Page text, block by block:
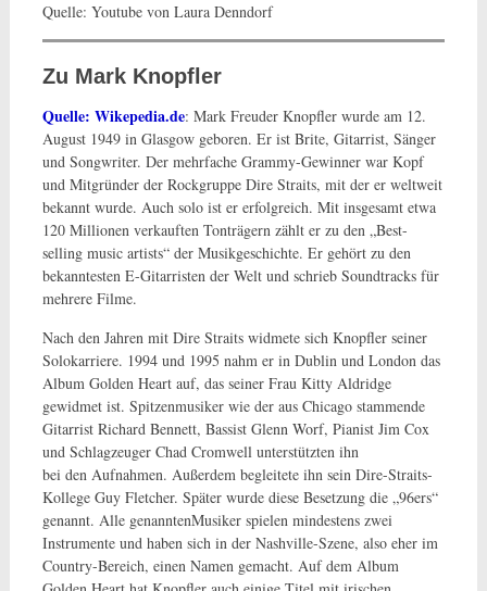
Quelle: Youtube von Laura Denndorf
Zu Mark Knopfler
Quelle: Wikepedia.de: Mark Freuder Knopfler wurde am 12.
August 1949 in Glasgow geboren. Er ist Brite, Gitarrist, Sänger
und Songwriter. Der mehrfache Grammy-Gewinner war Kopf
und Mitgründer der Rockgruppe Dire Straits, mit der er weltweit
bekannt wurde. Auch solo ist er erfolgreich. Mit insgesamt etwa
120 Millionen verkauften Tonträgern zählt er zu den „Best-
selling music artists“ der Musikgeschichte. Er gehört zu den
bekanntesten E-Gitarristen der Welt und schrieb Soundtracks für
mehrere Filme.
Nach den Jahren mit Dire Straits widmete sich Knopfler seiner
Solokarriere. 1994 und 1995 nahm er in Dublin und London das
Album Golden Heart auf, das seiner Frau Kitty Aldridge
gewidmet ist. Spitzenmusiker wie der aus Chicago stammende
Gitarrist Richard Bennett, Bassist Glenn Worf, Pianist Jim Cox
und Schlagzeuger Chad Cromwell unterstützten ihn
bei den Aufnahmen. Außerdem begleitete ihn sein Dire-Straits-
Kollege Guy Fletcher. Später wurde diese Besetzung die „96ers“
genannt. Alle genanntenMusiker spielen mindestens zwei
Instrumente und haben sich in der Nashville-Szene, also eher im
Country-Bereich, einen Namen gemacht. Auf dem Album